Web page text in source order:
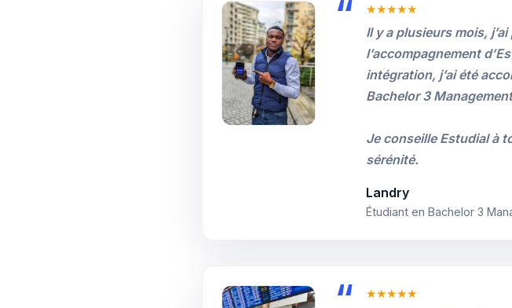
★★★★★
Il y a plusieurs mois,
l’accompagnement
intégration, j’ai été
Bachelor 3
Je conseille Estudial à
sérénité.
Landry
Étudiant en Bachelor 3
★★★★★